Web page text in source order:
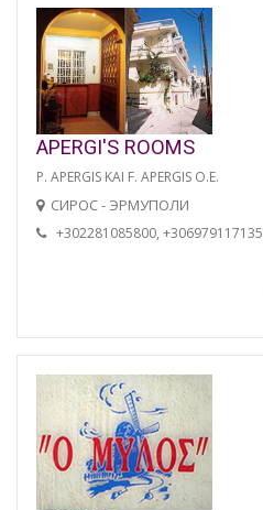
APERGI'S ROOMS
P. APERGIS KAI F. APERGIS O.E.
СИРОС - ЭРМУПОЛИ
+302281085800, +306979117135